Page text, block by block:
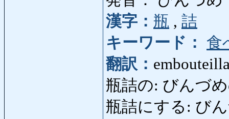
漢字： 瓶 , 詰
キーワード：
食
翻訳：
瓶詰の: びんづ
瓶詰にする: び